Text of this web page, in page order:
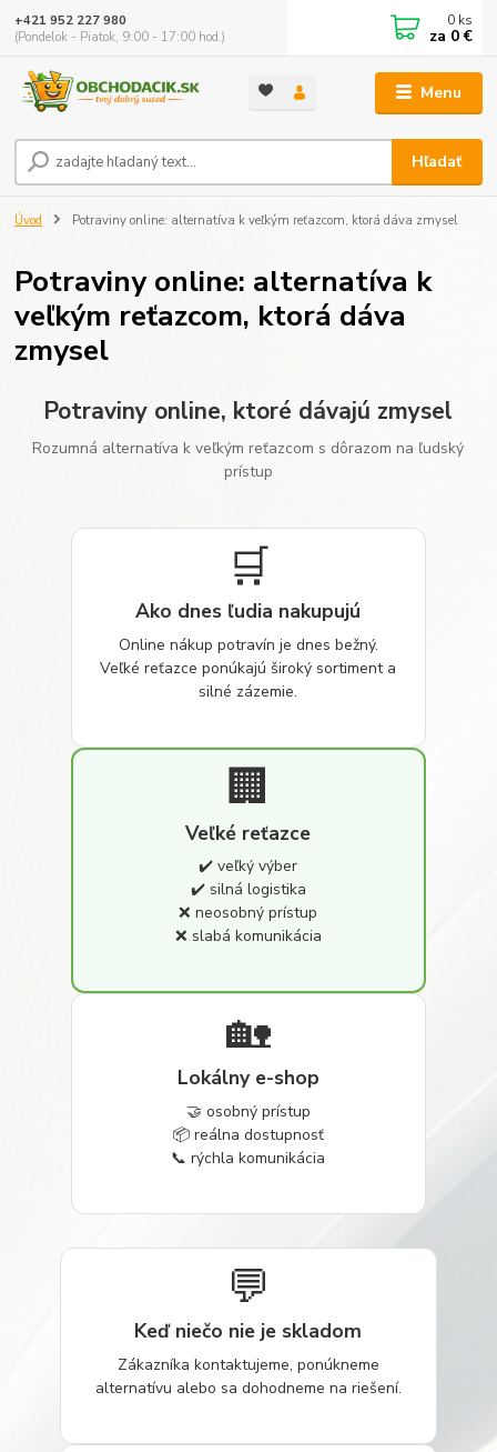
Menu
Hľadať
+421 952 227 980
(Pondelok - Piatok, 9:00 - 17:00 hod.)
0 ks
za 0 €
Úvod Potraviny online: alternatíva k veľkým reťazcom, ktorá dáva zmysel
Potraviny online: alternatíva k
veľkým reťazcom, ktorá dáva
zmysel
Potraviny online, ktoré dávajú zmysel
Rozumná alternatíva k veľkým reťazcom s dôrazom na ľudský
prístup
🛒
Ako dnes ľudia nakupujú
Online nákup potravín je dnes bežný.
Veľké reťazce ponúkajú široký sortiment a
silné zázemie.
🏢
Veľké reťazce
✔️ veľký výber
✔️ silná logistika
❌ neosobný prístup
❌ slabá komunikácia
🏡
Lokálny e-shop
🤝 osobný prístup
📦 reálna dostupnosť
📞 rýchla komunikácia
💬
Keď niečo nie je skladom
Zákazníka kontaktujeme, ponúkneme
alternatívu alebo sa dohodneme na riešení.